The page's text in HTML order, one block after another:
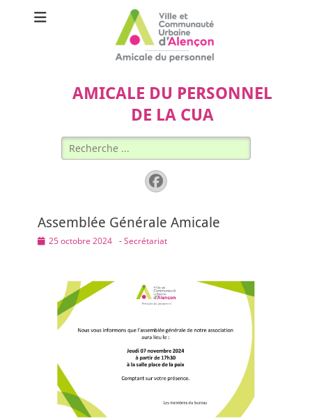
AMICALE DU PERSONNEL
DE LA CUA
Rechercher :
Facebook
Assemblée Générale Amicale
Posted
25 octobre 2024 -Secrétariat